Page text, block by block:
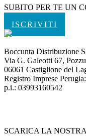
SUBITO PER TE UN
ISCRIVITI
Boccunta Distribuzione
Via G. Galeotti 67,
06061 Castiglione del
Registro Imprese
p.i.: 03993160542
SCARICA LA